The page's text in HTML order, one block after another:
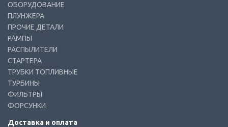
ОБОРУДОВАНИЕ
ПЛУНЖЕРА
ПРОЧИЕ ДЕТАЛИ
РАМПЫ
РАСПЫЛИТЕЛИ
СТАРТЕРА
ТРУБКИ ТОПЛИВНЫЕ
ТУРБИНЫ
ФИЛЬТРЫ
ФОРСУНКИ
Доставка и оплата